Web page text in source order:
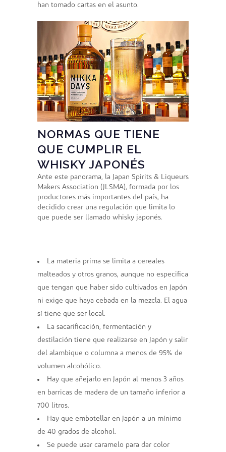
han tomado cartas en el asunto.
NORMAS QUE TIENE
QUE CUMPLIR EL
WHISKY JAPONÉS
Ante este panorama, la Japan Spirits & Liqueurs
Makers Association (JLSMA), formada por los
productores más importantes del país, ha
decidido crear una regulación que limita lo
que puede ser llamado whisky japonés.
La materia prima se limita a cereales
malteados y otros granos, aunque no especifica
que tengan que haber sido cultivados en Japón
ni exige que haya cebada en la mezcla. El agua
sí tiene que ser local.
La sacarificación, fermentación y
destilación tiene que realizarse en Japón y salir
del alambique o columna a menos de 95% de
volumen alcohólico.
Hay que añejarlo en Japón al menos 3 años
en barricas de madera de un tamaño inferior a
700 litros.
Hay que embotellar en Japón a un mínimo
de 40 grados de alcohol.
Se puede usar caramelo para dar color